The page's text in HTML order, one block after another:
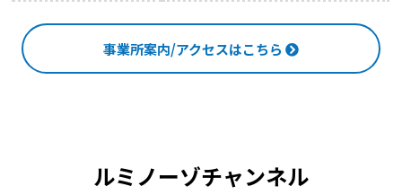
事業所案内/アクセスはこちら
ルミノーゾチャンネル